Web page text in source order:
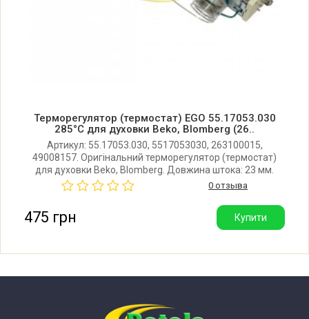
Beko 4700TAA 7712920200
Beko 4700TBA 7712820200
Beko 4700TX 7716988300
Beko 4701 7714620200
Терморегулятор (термостат) EGO 55.17053.030
285°C для духовки Beko, Blomberg (26..
Артикул: 55.17053.030, 5517053030, 263100015,
49008157. Оригінальний терморегулятор (термостат)
для духовки Beko, Blomberg. Довжина штока: 23 мм.
Діаметр штока: 6 мм. Між отворами кріплення: 28 мм.
Довжина капіляра: 280 см. Виробник: EGO (Німеччина).
0 отзыва
475 грн Купити